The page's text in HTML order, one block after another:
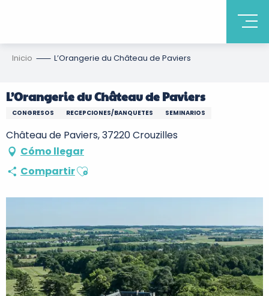
Inicio L’Orangerie du Château de Paviers
L’Orangerie du Château de Paviers
CONGRESOS RECEPCIONES/BANQUETES SEMINARIOS
Château de Paviers, 37220 Crouzilles
Cómo llegar
CompartirAjouter aux favoris